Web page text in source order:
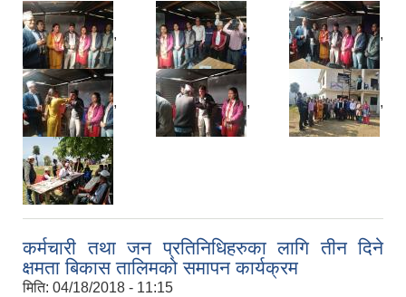
, , ,
, , ,
कर्मचारी तथा जन प्रतिनिधिहरुका लागि तीन दिने
क्षमता बिकास तालिमको समापन कार्यक्रम
मिति: 04/18/2018 - 11:15